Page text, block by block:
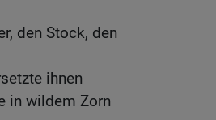
den Stock, den
ihnen
in wildem Zorn